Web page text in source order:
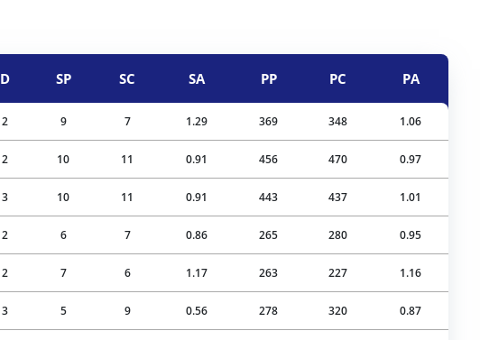
D SP SC SA PP PC PA
2 9 7 1.29 369 348 1.06
2 10 11 0.91 456 470 0.97
3 10 11 0.91 443 437 1.01
2 6 7 0.86 265 280 0.95
2 7 6 1.17 263 227 1.16
3 5 9 0.56 278 320 0.87